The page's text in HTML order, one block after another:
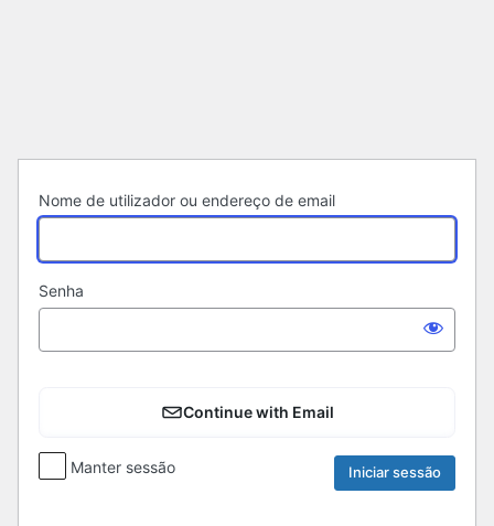
Nome de utilizador ou endereço de email
Senha
Continue with Email
Manter sessão